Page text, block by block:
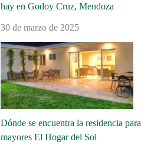
hay en Godoy Cruz, Mendoza
30 de marzo de 2025
Dónde se encuentra la residencia para
mayores El Hogar del Sol